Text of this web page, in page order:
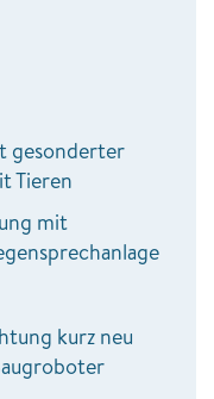
gesonderter
Tieren
mit
kurz neu